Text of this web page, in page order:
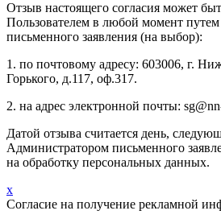
Отзыв настоящего согласия может
Пользователем в любой момент
письменного заявления (на выбор):
1. по почтовому адресу: 603006, г.
Горького, д.117, оф.317.
2. на адрес электронной почты:
Датой отзыва считается день,
Администратором письменного
на обработку персональных данных.
x
Согласие на получение рекламной